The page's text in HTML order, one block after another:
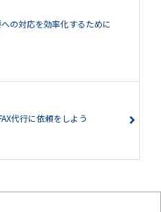
への対応を効率化するために
代行に依頼をしよう